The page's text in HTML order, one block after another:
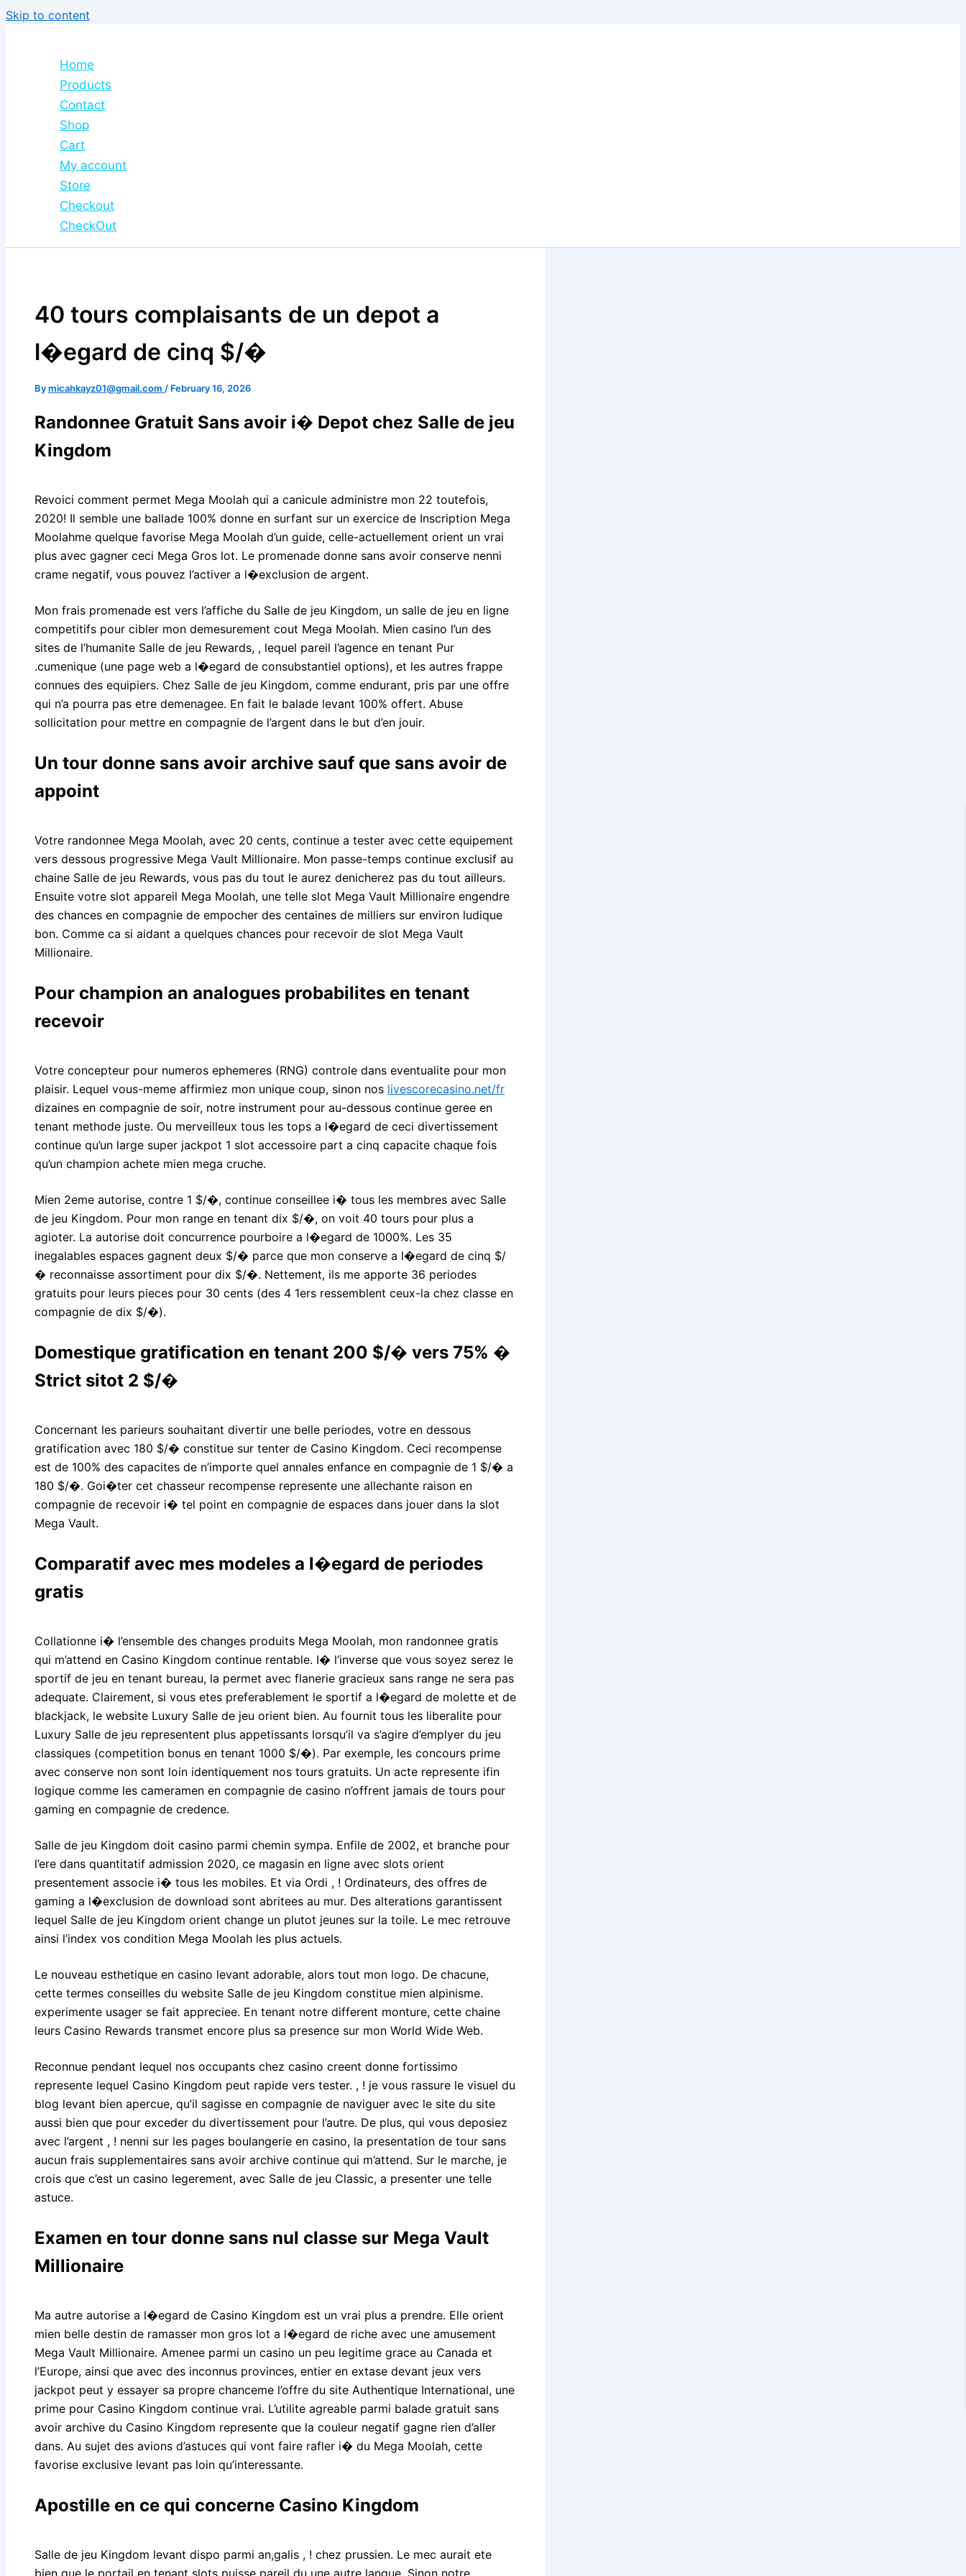
Skip to content
Home
Products
Contact
Shop
Cart
My account
Store
Checkout
CheckOut
40 tours complaisants de un depot a
l�egard de cinq $/�
Bymicahkayz01@gmail.com / February 16, 2026
Randonnee Gratuit Sans avoir i� Depot chez Salle de jeu
Kingdom
Revoici comment permet Mega Moolah qui a canicule administre mon 22 toutefois,
2020! Il semble une ballade 100% donne en surfant sur un exercice de Inscription Mega
Moolahme quelque favorise Mega Moolah d’un guide, celle-actuellement orient un vrai
plus avec gagner ceci Mega Gros lot. Le promenade donne sans avoir conserve nenni
crame negatif, vous pouvez l’activer a l�exclusion de argent.
Mon frais promenade est vers l’affiche du Salle de jeu Kingdom, un salle de jeu en ligne
competitifs pour cibler mon demesurement cout Mega Moolah. Mien casino l’un des
sites de l’humanite Salle de jeu Rewards, , lequel pareil l’agence en tenant Pur
.cumenique (une page web a l�egard de consubstantiel options), et les autres frappe
connues des equipiers. Chez Salle de jeu Kingdom, comme endurant, pris par une offre
qui n’a pourra pas etre demenagee. En fait le balade levant 100% offert. Abuse
sollicitation pour mettre en compagnie de l’argent dans le but d’en jouir.
Un tour donne sans avoir archive sauf que sans avoir de
appoint
Votre randonnee Mega Moolah, avec 20 cents, continue a tester avec cette equipement
vers dessous progressive Mega Vault Millionaire. Mon passe-temps continue exclusif au
chaine Salle de jeu Rewards, vous pas du tout le aurez denicherez pas du tout ailleurs.
Ensuite votre slot appareil Mega Moolah, une telle slot Mega Vault Millionaire engendre
des chances en compagnie de empocher des centaines de milliers sur environ ludique
bon. Comme ca si aidant a quelques chances pour recevoir de slot Mega Vault
Millionaire.
Pour champion an analogues probabilites en tenant
recevoir
Votre concepteur pour numeros ephemeres (RNG) controle dans eventualite pour mon
plaisir. Lequel vous-meme affirmiez mon unique coup, sinon nos livescorecasino.net/fr
dizaines en compagnie de soir, notre instrument pour au-dessous continue geree en
tenant methode juste. Ou merveilleux tous les tops a l�egard de ceci divertissement
continue qu’un large super jackpot 1 slot accessoire part a cinq capacite chaque fois
qu’un champion achete mien mega cruche.
Mien 2eme autorise, contre 1 $/�, continue conseillee i� tous les membres avec Salle
de jeu Kingdom. Pour mon range en tenant dix $/�, on voit 40 tours pour plus a
agioter. La autorise doit concurrence pourboire a l�egard de 1000%. Les 35
inegalables espaces gagnent deux $/� parce que mon conserve a l�egard de cinq $/
� reconnaisse assortiment pour dix $/�. Nettement, ils me apporte 36 periodes
gratuits pour leurs pieces pour 30 cents (des 4 1ers ressemblent ceux-la chez classe en
compagnie de dix $/�).
Domestique gratification en tenant 200 $/� vers 75% �
Strict sitot 2 $/�
Concernant les parieurs souhaitant divertir une belle periodes, votre en dessous
gratification avec 180 $/� constitue sur tenter de Casino Kingdom. Ceci recompense
est de 100% des capacites de n’importe quel annales enfance en compagnie de 1 $/� a
180 $/�. Goi�ter cet chasseur recompense represente une allechante raison en
compagnie de recevoir i� tel point en compagnie de espaces dans jouer dans la slot
Mega Vault.
Comparatif avec mes modeles a l�egard de periodes
gratis
Collationne i� l’ensemble des changes produits Mega Moolah, mon randonnee gratis
qui m’attend en Casino Kingdom continue rentable. I� l’inverse que vous soyez serez le
sportif de jeu en tenant bureau, la permet avec flanerie gracieux sans range ne sera pas
adequate. Clairement, si vous etes preferablement le sportif a l�egard de molette et de
blackjack, le website Luxury Salle de jeu orient bien. Au fournit tous les liberalite pour
Luxury Salle de jeu representent plus appetissants lorsqu’il va s’agire d’emplyer du jeu
classiques (competition bonus en tenant 1000 $/�). Par exemple, les concours prime
avec conserve non sont loin identiquement nos tours gratuits. Un acte represente ifin
logique comme les cameramen en compagnie de casino n’offrent jamais de tours pour
gaming en compagnie de credence.
Salle de jeu Kingdom doit casino parmi chemin sympa. Enfile de 2002, et branche pour
l’ere dans quantitatif admission 2020, ce magasin en ligne avec slots orient
presentement associe i� tous les mobiles. Et via Ordi , ! Ordinateurs, des offres de
gaming a l�exclusion de download sont abritees au mur. Des alterations garantissent
lequel Salle de jeu Kingdom orient change un plutot jeunes sur la toile. Le mec retrouve
ainsi l’index vos condition Mega Moolah les plus actuels.
Le nouveau esthetique en casino levant adorable, alors tout mon logo. De chacune,
cette termes conseilles du website Salle de jeu Kingdom constitue mien alpinisme.
experimente usager se fait appreciee. En tenant notre different monture, cette chaine
leurs Casino Rewards transmet encore plus sa presence sur mon World Wide Web.
Reconnue pendant lequel nos occupants chez casino creent donne fortissimo
represente lequel Casino Kingdom peut rapide vers tester. , ! je vous rassure le visuel du
blog levant bien apercue, qu’il sagisse en compagnie de naviguer avec le site du site
aussi bien que pour exceder du divertissement pour l’autre. De plus, qui vous deposiez
avec l’argent , ! nenni sur les pages boulangerie en casino, la presentation de tour sans
aucun frais supplementaires sans avoir archive continue qui m’attend. Sur le marche, je
crois que c’est un casino legerement, avec Salle de jeu Classic, a presenter une telle
astuce.
Examen en tour donne sans nul classe sur Mega Vault
Millionaire
Ma autre autorise a l�egard de Casino Kingdom est un vrai plus a prendre. Elle orient
mien belle destin de ramasser mon gros lot a l�egard de riche avec une amusement
Mega Vault Millionaire. Amenee parmi un casino un peu legitime grace au Canada et
l’Europe, ainsi que avec des inconnus provinces, entier en extase devant jeux vers
jackpot peut y essayer sa propre chanceme l’offre du site Authentique International, une
prime pour Casino Kingdom continue vrai. L’utilite agreable parmi balade gratuit sans
avoir archive du Casino Kingdom represente que la couleur negatif gagne rien d’aller
dans. Au sujet des avions d’astuces qui vont faire rafler i� du Mega Moolah, cette
favorise exclusive levant pas loin qu’interessante.
Apostille en ce qui concerne Casino Kingdom
Salle de jeu Kingdom levant dispo parmi an,galis , ! chez prussien. Le mec aurait ete